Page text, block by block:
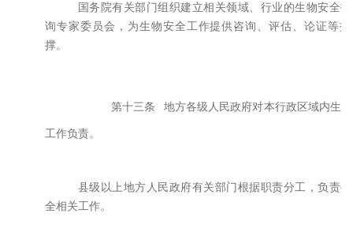
国务院有关部门组织建立相关领域、行业的生物安全
询专家委员会，为生物安全工作提供咨询、评估、论证等
撑。
第十三条 地方各级人民政府对本行政区域内生
工作负责。
县级以上地方人民政府有关部门根据职责分工，负责
全相关工作。